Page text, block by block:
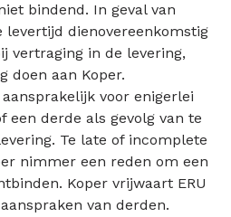
bindend. In geval van
levertijd dienovereenkomstig
vertraging in de levering,
doen aan Koper.
voor enigerlei
een derde als gevolg van te
Te late of incomplete
nimmer een reden om een
Koper vrijwaart ERU
van derden.